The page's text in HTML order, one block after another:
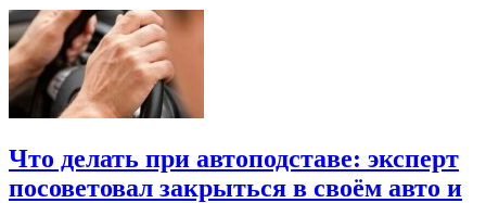
Что делать при автоподставе: эксперт
посоветовал закрыться в своём авто и